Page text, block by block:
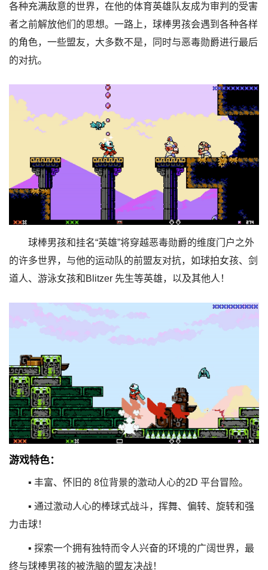
各种充满敌意的世界，在他的体育英雄队友成为审判的受害
者之前解放他们的思想。一路上，球棒男孩会遇到各种各样
的角色，一些盟友，大多数不是，同时与恶毒勋爵进行最后
的对抗。
球棒男孩和挂名“英雄”将穿越恶毒勋爵的维度门户之外
的许多世界，与他的运动队的前盟友对抗，如球拍女孩、剑
道人、游泳女孩和Blitzer 先生等英雄，以及其他人！
游戏特色：
▪ 丰富、怀旧的 8位背景的激动人心的2D 平台冒险。
▪ 通过激动人心的棒球式战斗，挥舞、偏转、旋转和强
力击球！
▪ 探索一个拥有独特而令人兴奋的环境的广阔世界，最
终与球棒男孩的被洗脑的盟友决战！